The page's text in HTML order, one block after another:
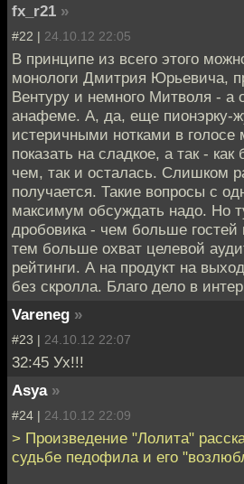
fx_r21 »
#22 | 24.10.12 22:05
В принципе из всего этого
монологи Дмитрия Юрьевича,
Вентуру и немного Митволя - а
анафеме. А, да, еще пионэрку-
истеричными нотками в
показать на сладкое, а так -
чем, так и осталась. Слишком
получается. Такие вопросы с
максимум обсуждать надо. Но
дробовика - чем больше гостей
тем больше охват целевой
рейтинги. А на продукт на
без скролла. Благо дело в
Vareneg »
#23 | 24.10.12 22:07
32:45 Ух!!!
Asya »
#24 | 24.10.12 22:09
> Произведение "Лолита"
судьбе педофила и его